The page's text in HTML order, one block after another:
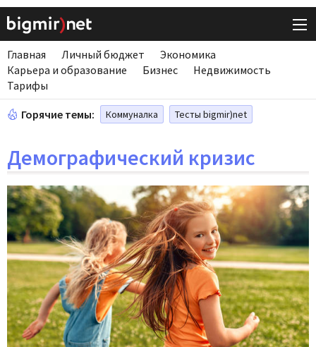
Главная Личный бюджет
Экономика
Карьера и образование
Бизнес
Недвижимость
Тарифы
Горячие темы: Коммуналка Тесты bigmir)net
Демографический кризис